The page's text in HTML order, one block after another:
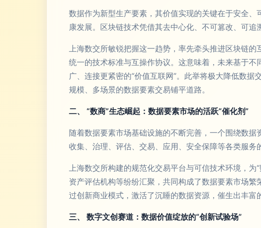
数据作为新型生产要素，其价值实现的关键在于安全
康发展。区块链技术凭借其去中心化、不可篡改、可追
上海数交所敏锐把握这一趋势，率先牵头推进区块链
统一的技术标准与互操作协议。这意味着，未来基于
广、连接更紧密的“价值互联网”。此举将极大降低数
规模、多场景的数据要素交易铺平道路。
二、 “数商”生态崛起：数据要素市场的活跃“催化剂”
随着数据要素市场基础设施的不断完善，一个围绕数
收集、治理、评估、交易、应用、安全保障等各类服务
上海数交所构建的规范化交易平台与可信技术环境，为
资产评估机构等纷纷汇聚，共同构成了数据要素市场繁
过创新商业模式，激活了沉睡的数据资源，催生出丰富
三、 数字文创赛道：数据价值绽放的“创新试验场”